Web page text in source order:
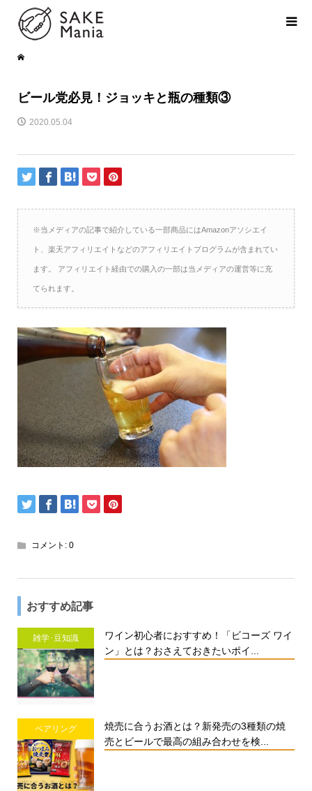
ビール党必見！ジョッキと瓶の種類③
2020.05.04
※当メディアの記事で紹介している一部商品にはAmazonアソシエイ
ト、楽天アフィリエイトなどのアフィリエイトプログラムが含まれてい
ます。 アフィリエイト経由での購入の一部は当メディアの運営等に充
てられます。
コメント: 0
おすすめ記事
雑学･豆知識
ワイン初心者におすすめ！「ビコーズ ワイ
ン」とは？おさえておきたいポイ...
ペアリング
焼売に合うお酒とは？新発売の3種類の焼
売とビールで最高の組み合わせを検...